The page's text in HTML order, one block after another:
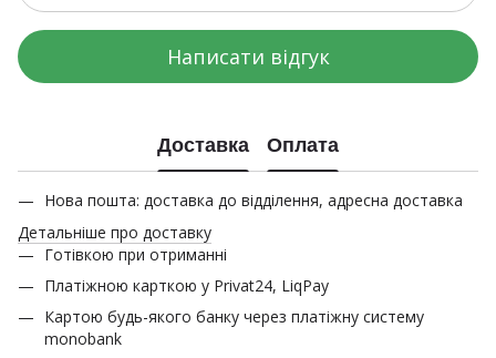
Написати відгук
Доставка Оплата
Нова пошта: доставка до відділення, адресна доставка
Детальніше про доставку
Готівкою при отриманні
Платіжною карткою у Privat24, LiqPay
Картою будь-якого банку через платіжну систему
monobank